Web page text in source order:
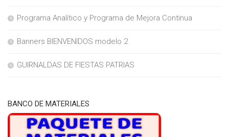
Programa Analítico y Programa de Mejora Continua
Banners BIENVENIDOS modelo 2
GUIRNALDAS DE FIESTAS PATRIAS
BANCO DE MATERIALES